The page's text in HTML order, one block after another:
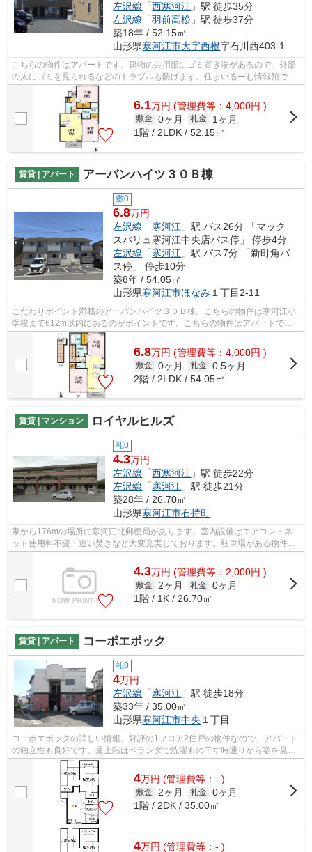
左沢線 「西寒河江 」駅 徒歩35分
左沢線 「羽前高松 」駅 徒歩37分
築18年 / 52.15㎡
山形県寒河江市大字西根字石川西403-1
こちらの物件はアパートです。建物の共用部にゴミ置き場があるので、外部
の人にゴミを見られるなどのトラブルも防げます。住まいるーむ情報館では
物件情報はもちろんのこと、周辺エリ...
6.1万円 (管理費等：4,000円 )
敷金 0ヶ月 礼金
1ヶ月
1階 / 2LDK / 52.15㎡
賃貸 | アパート アーバンハイツ３０Ｂ棟
敷0
6.8万円
左沢線 「寒河江 」駅 バス26分 「マック
スバリュ寒河江中央店バス停」 停歩4分
左沢線 「寒河江 」駅 バス7分 「新町角バ
ス停」 停歩10分
築8年 / 54.05㎡
山形県寒河江市ほなみ １丁目2-11
こだわりポイント満載のアーバンハイツ３０Ｂ棟。こちらの物件は寒河江小
学校まで612m以内にあるのがポイントです。こちらの物件はアパートで
す。ポイントやマイルが貯まりやすい。家...
6.8万円 (管理費等：4,000円 )
敷金 0ヶ月 礼金 0.5ヶ月
2階 / 2LDK / 54.05㎡
賃貸 | マンション ロイヤルヒルズ
礼0
4.3万円
左沢線 「西寒河江 」駅 徒歩22分
左沢線 「寒河江 」駅 徒歩21分
築28年 / 26.70㎡
山形県寒河江市石持町
家から176mの場所に寒河江北郵便局があります。室内設備はエアコン・ネ
ット使用料不要・追い焚きなど大変充実しております。駐車場がある物件で
す。現在空きがあります。左沢線西寒河...
4.3万円 (管理費等：2,000円 )
敷金 2ヶ月 礼金 0ヶ月
1階 / 1K / 26.70㎡
賃貸 | アパート コーポエポック
礼0
4万円
左沢線 「寒河江 」駅 徒歩18分
築33年 / 35.00㎡
山形県寒河江市中央 １丁目
コーポエポックの詳しい情報。好評の1フロア2住戸の物件なので、アパート
の独立性も良好です。最上階はベランダで洗濯もの干す時通りから姿を見ら
れにくいです。レイアウトも変えやす...
4万円 (管理費等：- )
敷金 2ヶ月 礼金 0ヶ月
1階 / 2DK / 35.00㎡
4万円 (管理費等：- )